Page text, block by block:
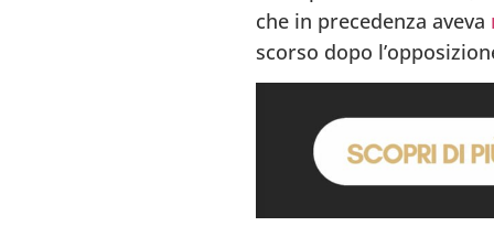
che in precedenza aveva
scorso dopo